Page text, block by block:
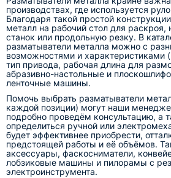
производствах, где используется
Благодаря такой простой
металл на рабочий стол для
станок или продольную резку. В
разматыватели металла можно с
возможностями и характеристиками
тип привода, рабочая длина для
абразивно-настольные и
ленточные машины.
Помочь выбрать разматыватели
каждой позиции) могут наши
подробно проведём консультацию, а
определиться ручной или
будет эффективнее приобрести,
предстоящей работы и её объёмов.
аксессуары, фаскосниматели,
лобзиковые машины и пилорамы с
электроинструмента.